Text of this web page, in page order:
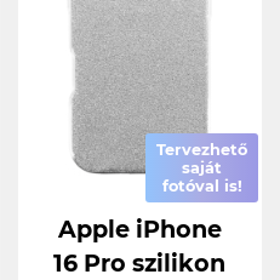
Tervezhető
saját
fotóval is!
Apple iPhone
16 Pro szilikon